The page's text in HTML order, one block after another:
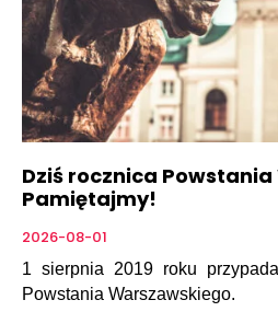
Dziś rocznica
Pamiętajmy!
2026-08-01
1 sierpnia 2019 roku
Powstania Warszawskiego.